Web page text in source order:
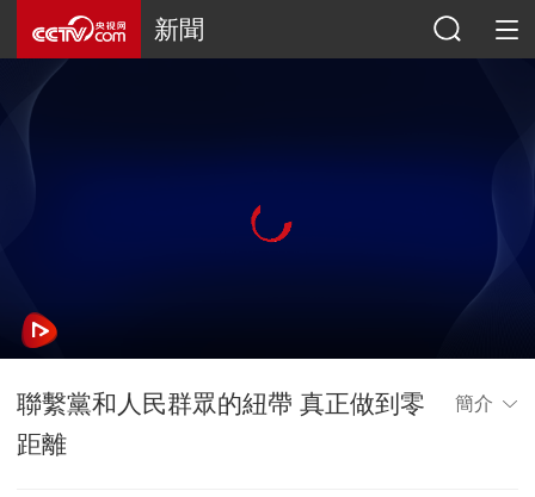
新聞
聯繫黨和人民群眾的紐帶 真正做到零
距離
簡介